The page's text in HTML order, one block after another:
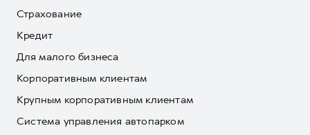
Страхование
Кредит
Для малого бизнеса
Корпоративным клиентам
Крупным корпоративным клиентам
Система управления автопарком